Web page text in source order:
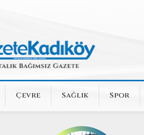
Çevre Sağlık Spor